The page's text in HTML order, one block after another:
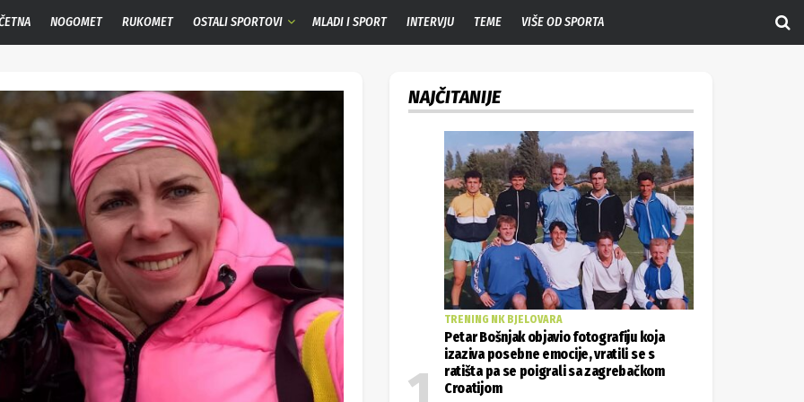
NOGOMET RUKOMET OSTALI SPORTOVI MLADI I SPORT INTERVJU TEME VIŠE OD SPORTA
NAJČITANIJE
TRENING NK BJELOVARA
Petar Bošnjak objavio fotografiju koja
izaziva posebne emocije, vratili se s
ratišta pa se poigrali sa zagrebačkom
Croatijom